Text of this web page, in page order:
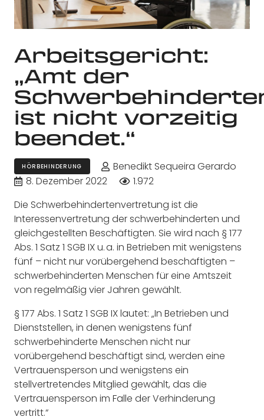
Arbeitsgericht:
„Amt der
ist nicht vorzeitig
beendet.“
HÖRBEHINDERUNG
Benedikt Sequeira Gerardo
8. Dezember 2022
1.972
Die Schwerbehindertenvertretung ist die
Interessenvertretung der schwerbehinderten und
gleichgestellten Beschäftigten. Sie wird nach § 177
Abs. 1 Satz 1 SGB IX u. a. in Betrieben mit wenigstens
fünf – nicht nur vorübergehend beschäftigten –
schwerbehinderten Menschen für eine Amtszeit
von regelmäßig vier Jahren gewählt.
§ 177 Abs. 1 Satz 1 SGB IX lautet: „In Betrieben und
Dienststellen, in denen wenigstens fünf
schwerbehinderte Menschen nicht nur
vorübergehend beschäftigt sind, werden eine
Vertrauensperson und wenigstens ein
stellvertretendes Mitglied gewählt, das die
Vertrauensperson im Falle der Verhinderung
vertritt.“